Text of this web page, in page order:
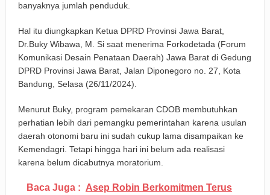
banyaknya jumlah penduduk.
Hal itu diungkapkan Ketua DPRD Provinsi Jawa Barat,
Dr.Buky Wibawa, M. Si saat menerima Forkodetada (Forum
Komunikasi Desain Penataan Daerah) Jawa Barat di Gedung
DPRD Provinsi Jawa Barat, Jalan Diponegoro no. 27, Kota
Bandung, Selasa (26/11/2024).
Menurut Buky, program pemekaran CDOB membutuhkan
perhatian lebih dari pemangku pemerintahan karena usulan
daerah otonomi baru ini sudah cukup lama disampaikan ke
Kemendagri. Tetapi hingga hari ini belum ada realisasi
karena belum dicabutnya moratorium.
Baca Juga : Asep Robin Berkomitmen Terus